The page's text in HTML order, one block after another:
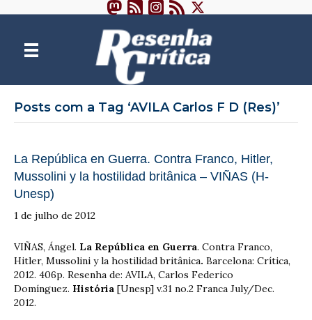
Posts com a Tag ‘AVILA Carlos F D (Res)’
La República en Guerra. Contra Franco, Hitler,
Mussolini y la hostilidad britânica – VIÑAS (H-
Unesp)
1 de julho de 2012
VIÑAS, Ángel. La República en Guerra. Contra Franco,
Hitler, Mussolini y la hostilidad britânica. Barcelona: Crítica,
2012. 406p. Resenha de: AVILA, Carlos Federico
Domínguez. História [Unesp] v.31 no.2 Franca July/Dec.
2012.